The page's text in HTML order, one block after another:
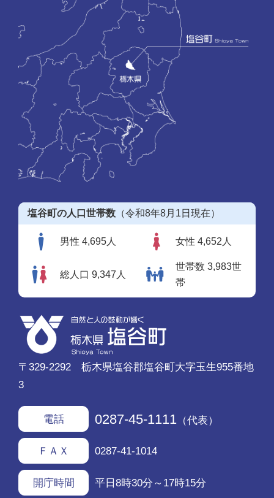
塩谷町の人口世帯数 （令和8年8月1日現在）
男性 4,695人 女性 4,652人
総人口 9,347人
世帯数 3,983世
帯
〒329-2292 栃木県塩谷郡塩谷町大字玉生955番地
3
電話 0287-45-1111 （代表）
ＦＡＸ 0287-41-1014
開庁時間 平日8時30分～17時15分